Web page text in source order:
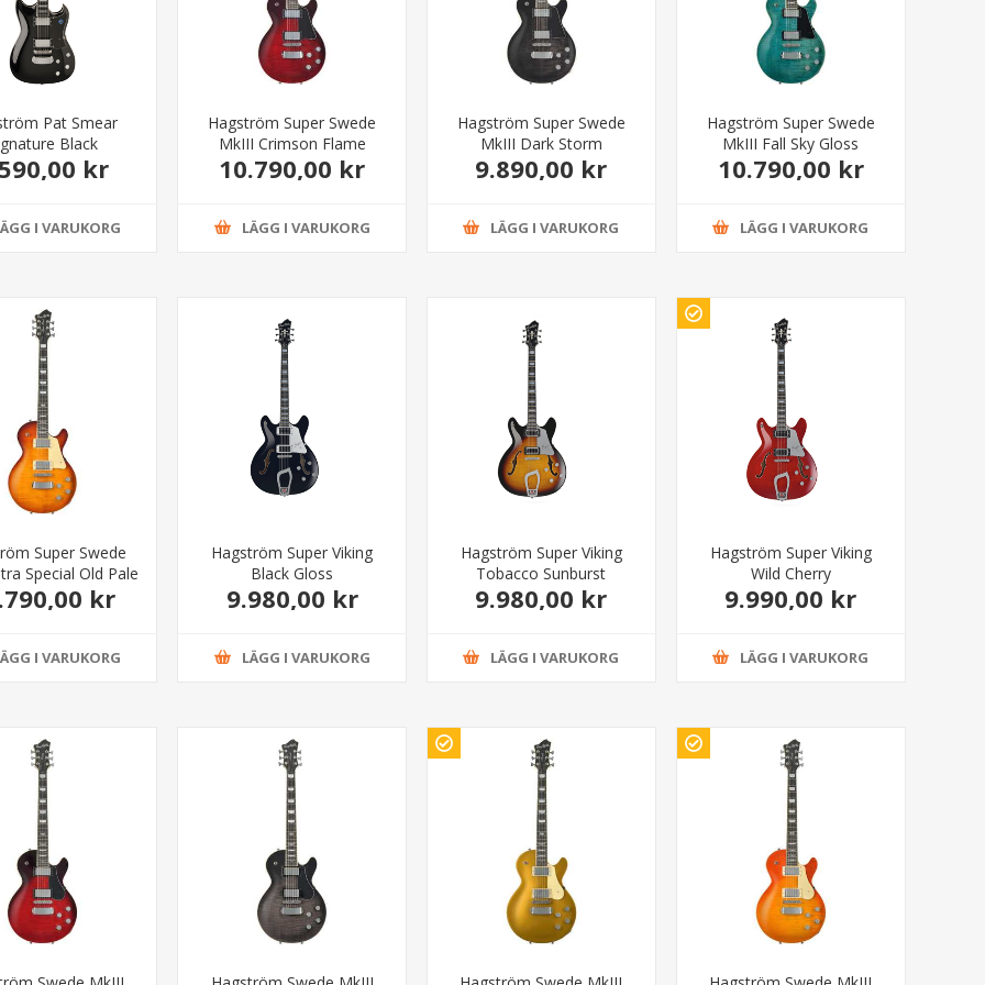
Pat Smear
Black
kr
I VARUKORG
Hagström Super Swede
MkIII Crimson Flame
10.790,00 kr
LÄGG I VARUKORG
Hagström Super Swede
MkIII Dark Storm
9.890,00 kr
LÄGG I VARUKORG
Hagström Super Swede
MkIII Fall Sky Gloss
10.790,00 kr
LÄGG I VARUKORG
Super Swede
Special Old Pale
kr
I VARUKORG
Hagström Super Viking
Black Gloss
9.980,00 kr
LÄGG I VARUKORG
Hagström Super Viking
Tobacco Sunburst
9.980,00 kr
LÄGG I VARUKORG
Hagström Super Viking
Wild Cherry
9.990,00 kr
LÄGG I VARUKORG